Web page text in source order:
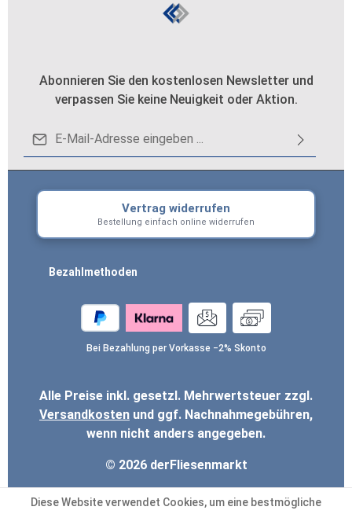
Abonnieren Sie den kostenlosen Newsletter und
verpassen Sie keine Neuigkeit oder Aktion.
Datenschutz
Ich habe die
Kenntnis genommen und die AGBgelesen und
bin mit ihnen einverstanden.*
Um weiterzugehen, geben Sie die oben
abgebildeten Zeichen ein*
Vertrag widerrufen
Bestellung einfach online widerrufen
Bezahlmethoden
Bei Bezahlung per Vorkasse −2% Skonto
© 2026 derFliesenmarkt
Alle Preise inkl. gesetzl. Mehrwertsteuer zzgl.
Versandkosten und ggf. Nachnahmegebühren,
wenn nicht anders angegeben.
Diese Website verwendet Cookies, um eine bestmögliche